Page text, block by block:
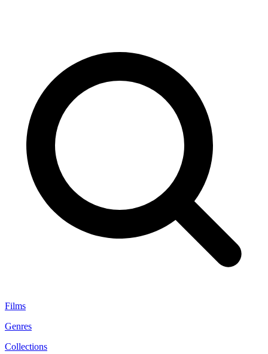
Films
Genres
Collections